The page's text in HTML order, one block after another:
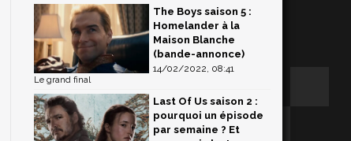
The Boys saison 5 :
Homelander à la
Maison Blanche
(bande-annonce)
14/02/2022, 08:41
Le grand final
Last Of Us saison 2 :
pourquoi un épisode
par semaine ? Et